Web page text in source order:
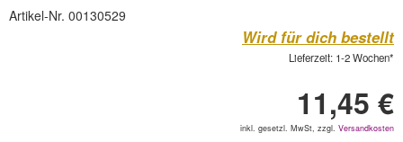
Artikel-Nr. 00130529
Wird für dich bestellt
Lieferzeit: 1-2 Wochen*
11,45 €
inkl. gesetzl. MwSt, zzgl. Versandkosten